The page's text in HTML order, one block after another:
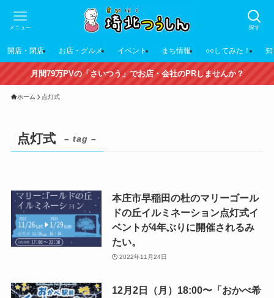
探す
メニュー
開店・閉店 お店・グルメ イベント まち情報 ○○してみた！
月間79万PVの「さいつう」でお店・会社のPRしませんか？
ホーム 点灯式
点灯式 – tag –
本庄市早稲田の杜のマリーゴール
ドの丘イルミネーション点灯式イ
ベントが4年ぶりに開催されるみ
たい。
2022年11月24日
12月2日（月）18:00〜「おかべ希